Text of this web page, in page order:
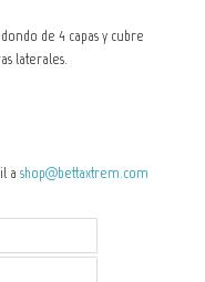
de 4 capas y cubre
laterales.
a shop@bettaxtrem.com